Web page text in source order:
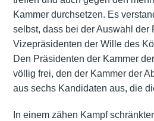
Kammer durchsetzen. Es
selbst, dass bei der Auswahl der
Vizepräsidenten der Wille des
Den Präsidenten der Kammer
völlig frei, den der Kammer der
aus sechs Kandidaten aus, die
In einem zähen Kampf